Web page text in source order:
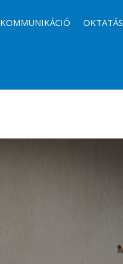
KOMMUNIKÁCIÓ OKTATÁS